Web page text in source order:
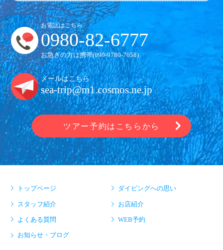
お電話はこちら
0980-82-6777
お急ぎの方は携帯(090-9780-7658)
メールはこちら
sea-trip@m1.cosmos.ne.jp
ツアー予約はこちらから
トップページ ダイビングへの思い
スタッフ紹介 お店紹介
よくある質問 WEB予約
お知らせ・ブログ